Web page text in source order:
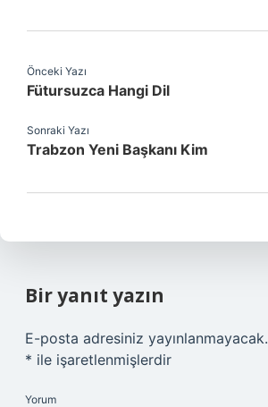
Önceki Yazı
Fütursuzca Hangi Dil
Sonraki Yazı
Trabzon Yeni Başkanı Kim
Bir yanıt yazın
E-posta adresiniz yayınlanmayacak.
* ile işaretlenmişlerdir
Yorum